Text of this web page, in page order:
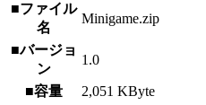
■ファイル
名
Minigame.zip
■バージョ
ン
1.0
■容量
2,051 KByte